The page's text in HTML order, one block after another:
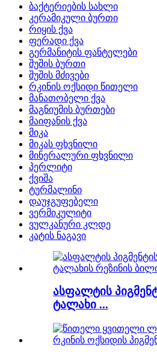
ბაქტერიების სახლი
კერამიკული ბურთი
რიყის ქვა
ფერადი ქვა
გერმანიტის ფანტელები
შუშის ბურთი
შუშის მძივები
რკინის ოქსიდი წითელი
მანათობელი ქვა
მაგნიუმის ბურთები
მაიფანის ქვა
მიკა
მიკას ფხვნილი
მინერალური ფხვნილი
პერლიტი
ქვიშა
ტურმალინი
დაუჯგუფებელი
ვერმიკულიტი
ვულკანური კლდე
კატის ნაგავი
ასფალტის
ტალახი ...